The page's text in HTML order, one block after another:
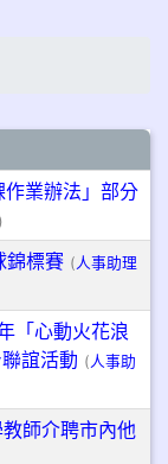
作業辦法」部分
)
錦標賽 ( 人事助理
「心動火花浪
誼活動 ( 人事助
師介聘市內他